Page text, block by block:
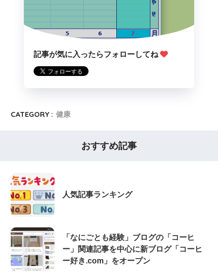
記事が気に入ったらフォローしてね
CATEGORY : 健康
おすすめ記事
人気記事ランキング
「なにごとも経験」ブログの「コーヒ
ー」関連記事を中心に新ブログ「コーヒ
ー好き.com」をオープン